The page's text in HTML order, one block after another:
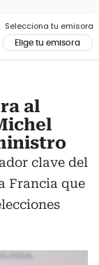
Selecciona tu emisora
Elige tu emisora
al
clave del
Francia que